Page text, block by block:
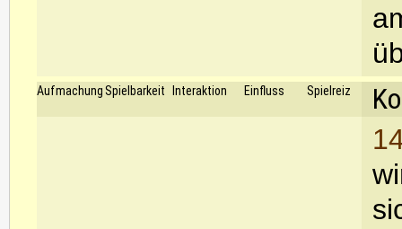
Aufmachung Spielbarkeit Interaktion Einfluss Spielreiz